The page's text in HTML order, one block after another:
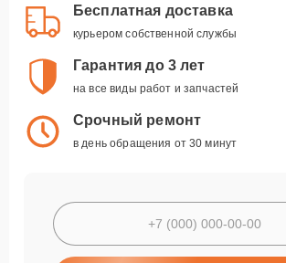
Бесплатная доставка
курьером собственной службы
Гарантия до 3 лет
на все виды работ и запчастей
Срочный ремонт
в день обращения от 30 минут